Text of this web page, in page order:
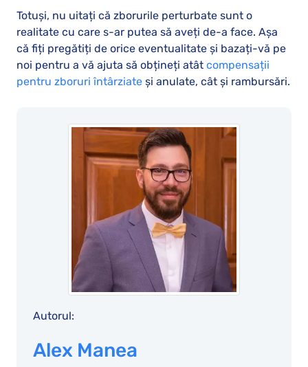
Totuși, nu uitați că zborurile perturbate sunt o
realitate cu care s-ar putea să aveți de-a face. Așa
că fiți pregătiți de orice eventualitate și bazați-vă pe
noi pentru a vă ajuta să obțineți atât compensații
pentru zboruri întârziate și anulate, cât și rambursări.
Autorul:
Alex Manea